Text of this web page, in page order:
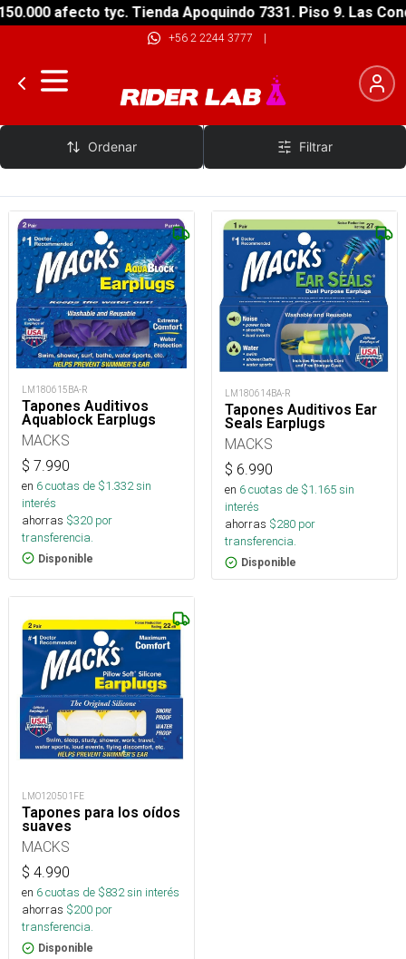
afecto tyc. Tienda Apoquindo 7331. Piso 9. Las
+56 2 2244 3777 |
MACKS
Ordenar Filtrar
LM180615BA-R
Tapones Auditivos
Aquablock Earplugs
MACKS
$ 7.990
en 6cuotas de $1.332sin
interés
ahorras $320 por
transferencia.
Disponible
LM180614BA-R
Tapones Auditivos Ear
Seals Earplugs
MACKS
$ 6.990
en 6cuotas de $1.165sin
interés
ahorras $280 por
transferencia.
Disponible
LMO120501FE
Tapones para los oídos
suaves
MACKS
$ 4.990
en 6cuotas de $832sin interés
ahorras $200 por
transferencia.
Disponible